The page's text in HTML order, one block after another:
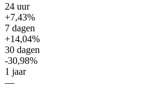
24 uur
+7,43%
7 dagen
+14,04%
30 dagen
-30,98%
1 jaar
—